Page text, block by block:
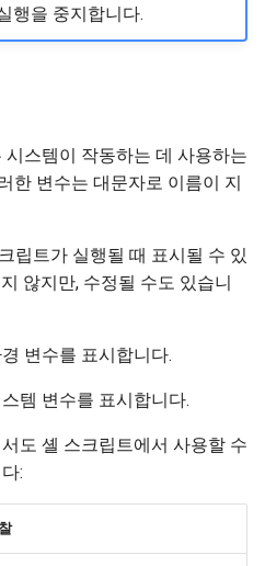
행을 중지합니다.
시스템이 작동하는 데 사용하는
한 변수는 대문자로 이름이 지
립트가 실행될 때 표시될 수 있
않지만, 수정될 수도 있습니
변수를 표시합니다.
템 변수를 표시합니다.
도 셸 스크립트에서 사용할 수
: